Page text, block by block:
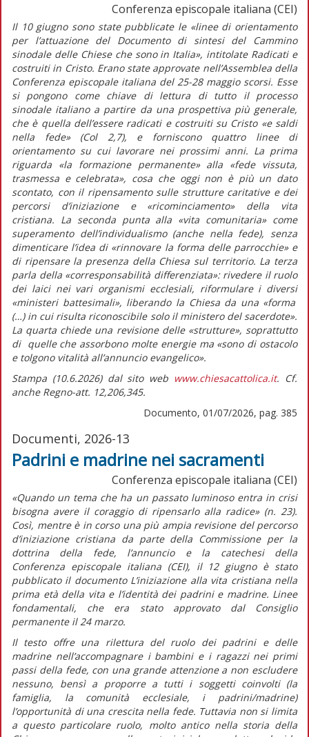
Conferenza episcopale italiana (CEI)
Il 10 giugno sono state pubblicate le «linee di orientamento
per l’attuazione del Documento di sintesi del Cammino
sinodale delle Chiese che sono in Italia», intitolateRadicati e
costruiti in Cristo. Erano state approvate nell’Assemblea della
Conferenza episcopale italiana del 25-28 maggio scorsi. Esse
si pongono come chiave di lettura di tutto il processo
sinodale italiano a partire da una prospettiva più generale,
che è quella dell’essere radicati e costruiti su Cristo «e saldi
nella fede» (Col 2,7), e forniscono quattro linee di
orientamento su cui lavorare nei prossimi anni. La prima
riguarda «la formazione permanente» alla «fede vissuta,
trasmessa e celebrata», cosa che oggi non è più un dato
scontato, con il ripensamento sulle strutture caritative e dei
percorsi d’iniziazione e «ricominciamento» della vita
cristiana. La seconda punta alla «vita comunitaria» come
superamento dell’individualismo (anche nella fede), senza
dimenticare l’idea di«rinnovare la forma delle parrocchie» e
di ripensare la presenza della Chiesa sul territorio. La terza
parla della«corresponsabilità differenziata»: rivedere il ruolo
dei laici nei vari organismi ecclesiali, riformulare i diversi
«ministeri battesimali», liberando la Chiesa da una«forma
(…) in cui risulta riconoscibile solo il ministero del sacerdote».
La quarta chiede una revisione delle «strutture», soprattutto
di quelle che assorbono molte energie ma«sono di ostacolo
e tolgono vitalità all’annuncio evangelico».
Stampa (10.6.2026) dal sito web www.chiesacattolica.it. Cf.
anche Regno-att. 12,206,345.
Documento, 01/07/2026, pag. 385
Documenti, 2026-13
Padrini e madrine nei sacramenti
Conferenza episcopale italiana (CEI)
«Quando un tema che ha un passato luminoso entra in crisi
bisogna avere il coraggio di ripensarlo alla radice» (n. 23).
Così, mentre è in corso una più ampia revisione del percorso
d’iniziazione cristiana da parte della Commissione per la
dottrina della fede, l’annuncio e la catechesi della
Conferenza episcopale italiana (CEI), il 12 giugno è stato
pubblicato il documento L’iniziazione alla vita cristiana nella
prima età della vita e l’identità dei padrini e madrine. Linee
fondamentali, che era stato approvato dal Consiglio
permanente il 24 marzo.
Il testo offre una rilettura del ruolo dei padrini e delle
madrine nell’accompagnare i bambini e i ragazzi nei primi
passi della fede, con una grande attenzione a non escludere
nessuno, bensì a proporre a tutti i soggetti coinvolti (la
famiglia, la comunità ecclesiale, i padrini/madrine)
l’opportunità di una crescita nella fede. Tuttavia non si limita
a questo particolare ruolo, molto antico nella storia della